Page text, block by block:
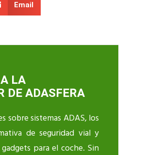
Email
LA
DE ADASFERA
sobre sistemas ADAS, los
de seguridad vial y
para el coche. Sin